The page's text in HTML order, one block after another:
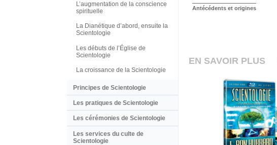
Antécédents et origines
EN SAVOIR PLUS
L’augmentation de la conscience
spirituelle
La Dianétique d’abord, ensuite la
Scientologie
Les débuts de l’Église de
Scientologie
La croissance de la Scientologie
Principes de Scientologie
Les pratiques de Scientologie
Les cérémonies de Scientologie
Les services du culte de
Scientologie